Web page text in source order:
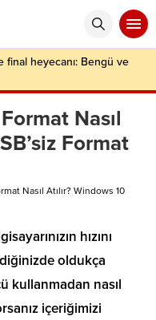
final heyecanı: Bengü ve
Nasıl
Format
Nasıl Atılır? Windows 10
hızını
oldukça
kullanmadan nasıl
içeriğimizi